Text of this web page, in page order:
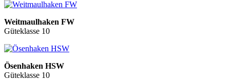
Weitmaulhaken FW
Güteklasse 10
Ösenhaken HSW
Güteklasse 10